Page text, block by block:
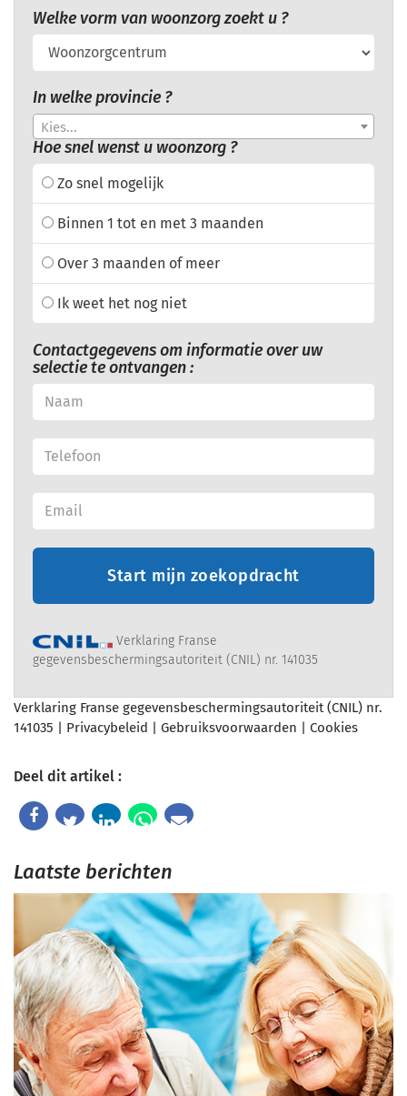
Welke vorm van woonzorg zoekt u ?
In welke provincie ?
Kies...
Hoe snel wenst u woonzorg ?
Zo snel mogelijk
Binnen 1 tot en met 3 maanden
Over 3 maanden of meer
Ik weet het nog niet
Contactgegevens om informatie over uw
selectie te ontvangen :
Start mijn zoekopdracht
Verklaring Franse
gegevensbeschermingsautoriteit (CNIL) nr. 141035
Verklaring Franse gegevensbeschermingsautoriteit (CNIL) nr.
141035 | Privacybeleid | Gebruiksvoorwaarden | Cookies
Deel dit artikel :
Laatste berichten